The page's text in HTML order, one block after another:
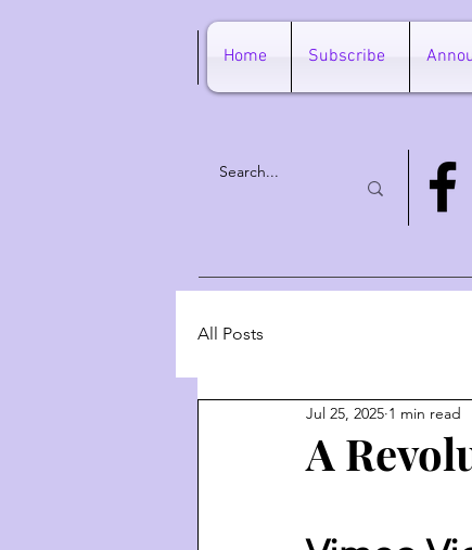
Home Subscribe
All Posts
A
Jul 25, 2025 1 min read